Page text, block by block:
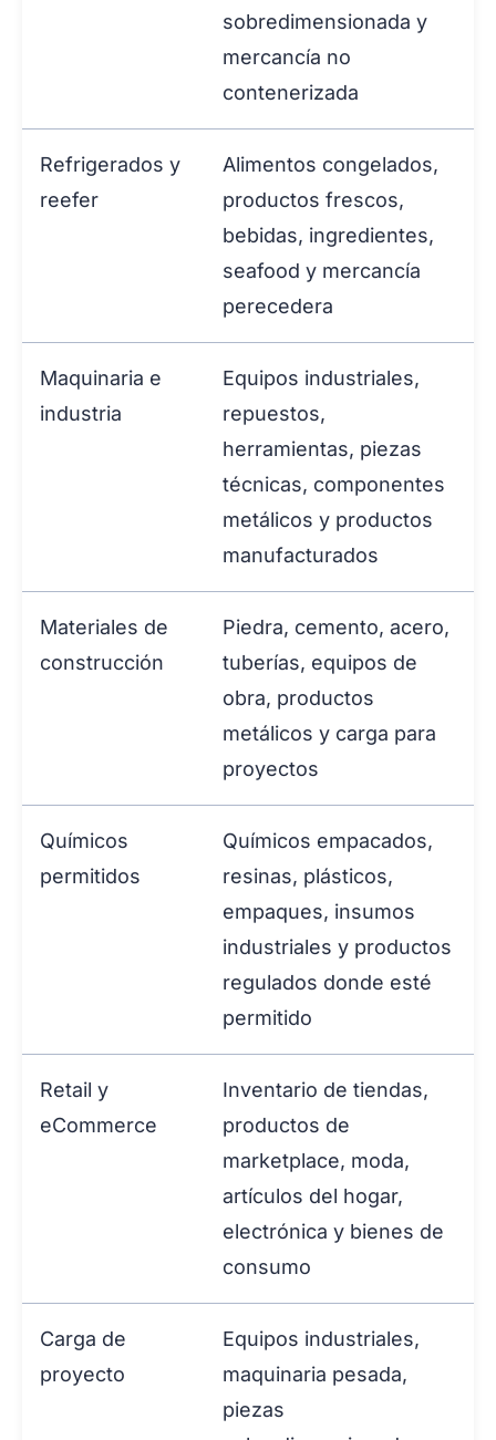
sobredimensionada y
mercancía no
contenerizada
Refrigerados y
reefer
Alimentos congelados,
productos frescos,
bebidas, ingredientes,
seafood y mercancía
perecedera
Maquinaria e
industria
Equipos industriales,
repuestos,
herramientas, piezas
técnicas, componentes
metálicos y productos
manufacturados
Materiales de
construcción
Piedra, cemento, acero,
tuberías, equipos de
obra, productos
metálicos y carga para
proyectos
Químicos
permitidos
Químicos empacados,
resinas, plásticos,
empaques, insumos
industriales y productos
regulados donde esté
permitido
Retail y
eCommerce
Inventario de tiendas,
productos de
marketplace, moda,
artículos del hogar,
electrónica y bienes de
consumo
Carga de
proyecto
Equipos industriales,
maquinaria pesada,
piezas